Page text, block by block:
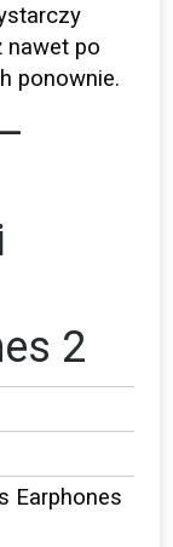
nawet po
ponownie.
2
Earphones